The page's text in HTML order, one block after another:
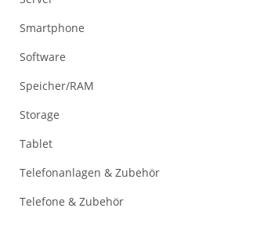
Smartphone
Software
Speicher/RAM
Storage
Tablet
Telefonanlagen & Zubehör
Telefone & Zubehör